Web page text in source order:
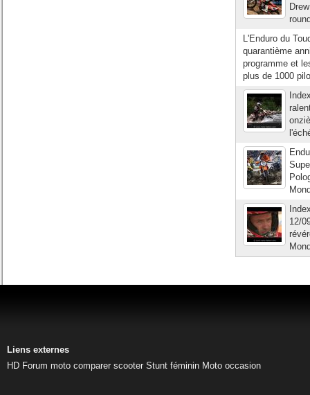
L'Enduro du
quarantième
programme et
plus de 1000
12/
Liens externes
HD Forum moto comparer scooter Stunt féminin Moto occasion